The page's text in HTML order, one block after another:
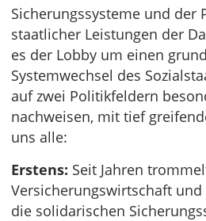
Sicherungssysteme und der
staatlicher Leistungen der
es der Lobby um einen
Systemwechsel des
auf zwei Politikfeldern
nachweisen, mit tief
uns alle:
Erstens: Seit Jahren
Versicherungswirtschaft und
die solidarischen